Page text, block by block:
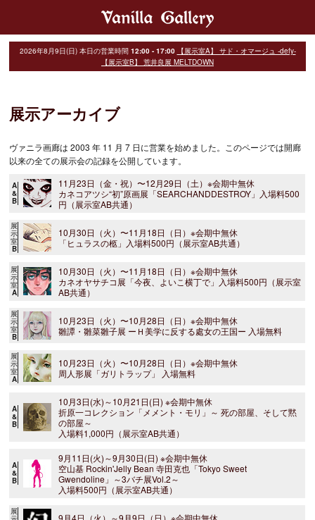
2026年8月9日(日) 本日の営業時間 12:00 - 17:00
【展示室A】 サド・オマージュ -defy-
【展示室B】 荒井良展 MELTDOWN
展示アーカイブ
ヴァニラ画廊は 2003 年 11 月 7 日に営業を始めました。このページでは開廊
以来の全ての展示会の記録を公開しています。
A
&
B
11月23日（金・祝）〜12月29日（土）※会期中無休
カネコアツシ“初”原画展「SEARCHANDDESTROY」入場料500
円（展示室AB共通）
展
示
室
B
10月30日（火）〜11月18日（日）※会期中無休
「ヒュラスの柩」入場料500円（展示室AB共通）
展
示
室
A
10月30日（火）〜11月18日（日）※会期中無休
カネオヤサチコ展「今夜、よいこ横丁で」入場料500円（展示室
AB共通）
展
示
室
B
10月23日（火）〜10月28日（日）※会期中無休
雛譚・雛菜雛子展 ーＨ美学に反する處女の王国ー 入場無料
展
示
室
A
10月23日（火）〜10月28日（日）※会期中無休
周人形展「ガリトラップ」 入場無料
A
&
B
10月3日(水)～10月21日(日) ※会期中無休
折原一コレクション「メメント・モリ」～ 死の部屋、そして黙
の部屋～
入場料1,000円（展示室AB共通）
A
&
B
9月11日(火)～9月30日(日) ※会期中無休
空山基 Rockin'Jelly Bean 寺田克也「Tokyo Sweet
Gwendoline」～3バチ展Vol.2～
入場料500円（展示室AB共通）
展
9月4日（火）～9月9日（日）※会期中無休